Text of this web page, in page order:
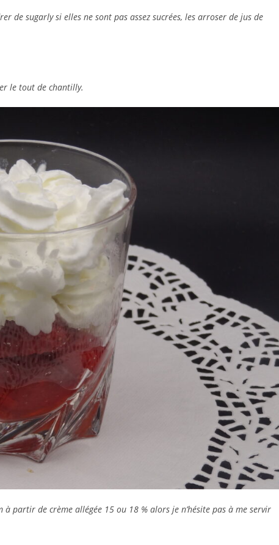
de sugarly si elles ne sont pas assez sucrées, les arroser de jus de
le tout de chantilly.
partir de crème allégée 15 ou 18 % alors je n’hésite pas à me servir